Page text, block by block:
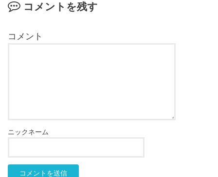
コメントを残す